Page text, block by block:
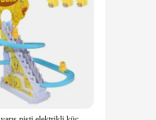
piece for
out in the